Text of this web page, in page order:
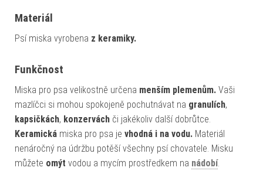
Materiál
Psí miska vyrobena z keramiky.
Funkčnost
Miska pro psa velikostně určena menším plemenům. Vaši
mazlíčci si mohou spokojeně pochutnávat na granulích,
kapsičkách, konzervách či jakékoliv další dobrůtce.
Keramická miska pro psa je vhodná i na vodu. Materiál
nenáročný na údržbu potěší všechny psí chovatele. Misku
můžete omýt vodou a mycím prostředkem na nádobí.